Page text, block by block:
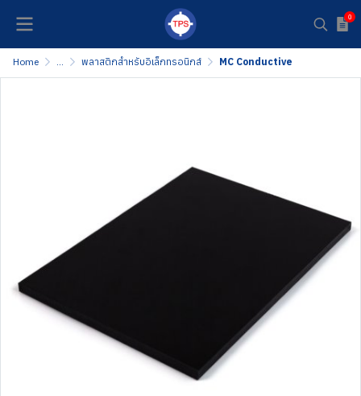
0
Home ... พลาสติกสำหรับอิเล็กทรอนิกส์ MC Conductive